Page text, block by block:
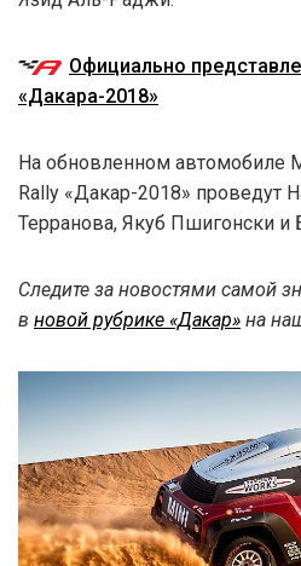
Официально
«Дакара-2018»
На обновленном автомобиле
Rally «Дакар-2018» проведут
Терранова, Якуб Пшигонски и
Следите за новостями самой
в новой рубрике «Дакар» на